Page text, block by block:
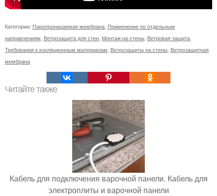
Категории: Паропроницаемая мембрана Применение по отдельным
направлениям Ветрозащита для стен Монтаж на стены Ветровая защита
Требования к изоляционным материалам Ветрозащиты на стены Ветрозащитная
мембрана
Читайте также
Кабель для подключения варочной панели. Кабель для
электроплиты и варочной панели